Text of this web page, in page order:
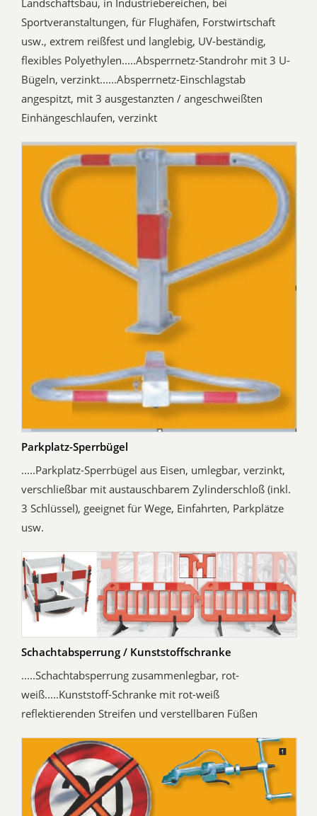
Sportveranstaltungen, für Flughäfen, Forstwirtschaft
usw., extrem reißfest und langlebig, UV-beständig,
flexibles Polyethylen.....Absperrnetz-Standrohr mit 3 U-
Bügeln, verzinkt......Absperrnetz-Einschlagstab
angespitzt, mit 3 ausgestanzten / angeschweißten
Einhängeschlaufen, verzinkt
Parkplatz-Sperrbügel
.....Parkplatz-Sperrbügel aus Eisen, umlegbar, verzinkt,
verschließbar mit austauschbarem Zylinderschloß (inkl.
3 Schlüssel), geeignet für Wege, Einfahrten, Parkplätze
usw.
Schachtabsperrung / Kunststoffschranke
.....Schachtabsperrung zusammenlegbar, rot-
weiß.....Kunststoff-Schranke mit rot-weiß
reflektierenden Streifen und verstellbaren Füßen